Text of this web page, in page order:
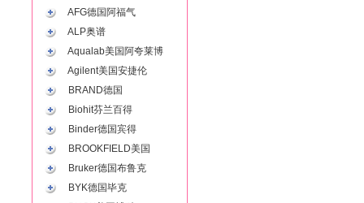
AFG德国阿福气
ALP奥谱
Aqualab美国阿夸莱博
Agilent美国安捷伦
BRAND德国
Biohit芬兰百得
Binder德国宾得
BROOKFIELD美国
Bruker德国布鲁克
BYK德国毕克